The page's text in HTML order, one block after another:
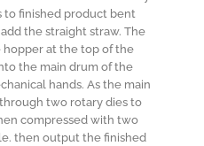
to finished product bent
the straight straw. The
at the top of the
the main drum of the
hands. As the main
two rotary dies to
compressed with two
then output the finished